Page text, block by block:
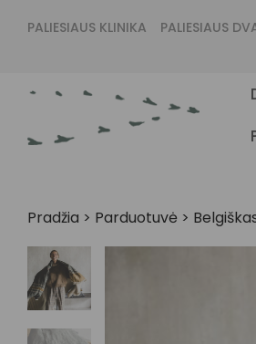
PALIESIAUS KLINIKA PALIESIAUS
Pradžia > Parduotuvė >